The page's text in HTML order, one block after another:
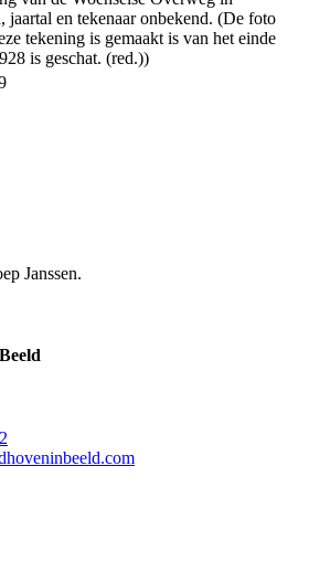
jaartal en tekenaar onbekend. (De foto
tekening is gemaakt is van het einde
is geschat. (red.))
Janssen.